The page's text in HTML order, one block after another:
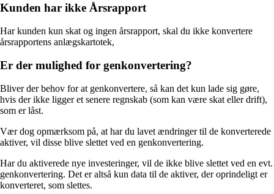
Kunden har ikke Årsrapport
Har kunden kun skat og ingen årsrapport, skal du ikke konvertere
årsrapportens anlægskartotek,
Er der mulighed for genkonvertering?
Bliver der behov for at genkonvertere, så kan det kun lade sig gøre,
hvis der ikke ligger et senere regnskab (som kan være skat eller drift),
som er låst.
Vær dog opmærksom på, at har du lavet ændringer til de konverterede
aktiver, vil disse blive slettet ved en genkonvertering.
Har du aktiverede nye investeringer, vil de ikke blive slettet ved en evt.
genkonvertering. Det er altså kun data til de aktiver, der oprindeligt er
konverteret, som slettes.